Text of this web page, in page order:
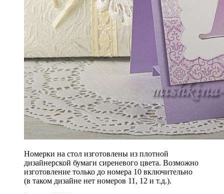
Номерки на стол изготовлены из плотной
дизайнерской бумаги сиреневого цвета. Возможно
изготовление только до номера 10 включительно
(в таком дизайне нет номеров 11, 12 и т.д.).